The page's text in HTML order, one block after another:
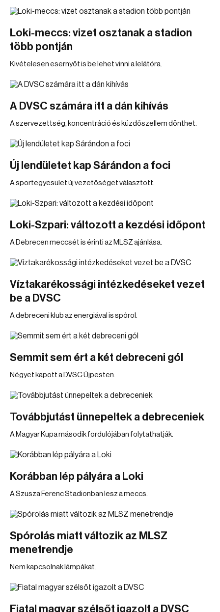
Loki-meccs: vizet osztanak a stadion
több pontján
Kivételesen esernyőt is be lehet vinni a lelátóra.
A DVSC számára itt a dán kihívás
A szervezettség, koncentráció és küzdőszellem dönthet.
Új lendületet kap Sárándon a foci
A sportegyesület új vezetőséget választott.
Loki-Szpari: változott a kezdési időpont
A Debrecen meccsét is érinti az MLSZ ajánlása.
Víztakarékossági intézkedéseket vezet
be a DVSC
A debreceni klub az energiával is spórol.
Semmit sem ért a két debreceni gól
Négyet kapott a DVSC Újpesten.
Továbbjutást ünnepeltek a debreceniek
A Magyar Kupa második fordulójában folytathatják.
Korábban lép pályára a Loki
A Szusza Ferenc Stadionban lesz a meccs.
Spórolás miatt változik az MLSZ
menetrendje
Nem kapcsolnak lámpákat.
Fiatal magyar szélsőt igazolt a DVSC